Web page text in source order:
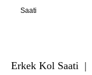
Saati
Erkek Kol Saati |